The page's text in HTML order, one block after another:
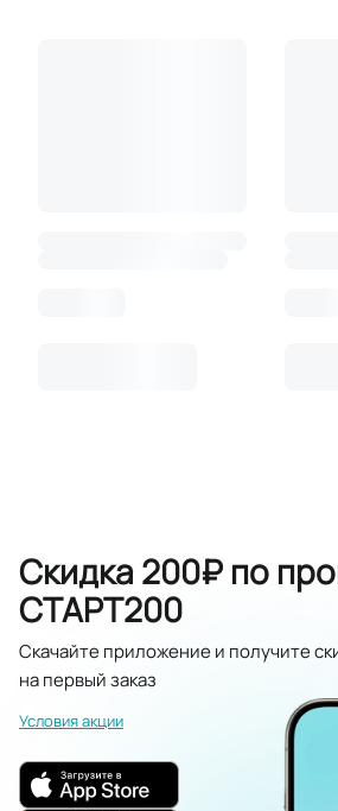
Скидка 200₽ по
СТАРТ200
Скачайте приложение и получите
на первый заказ
Условия акции